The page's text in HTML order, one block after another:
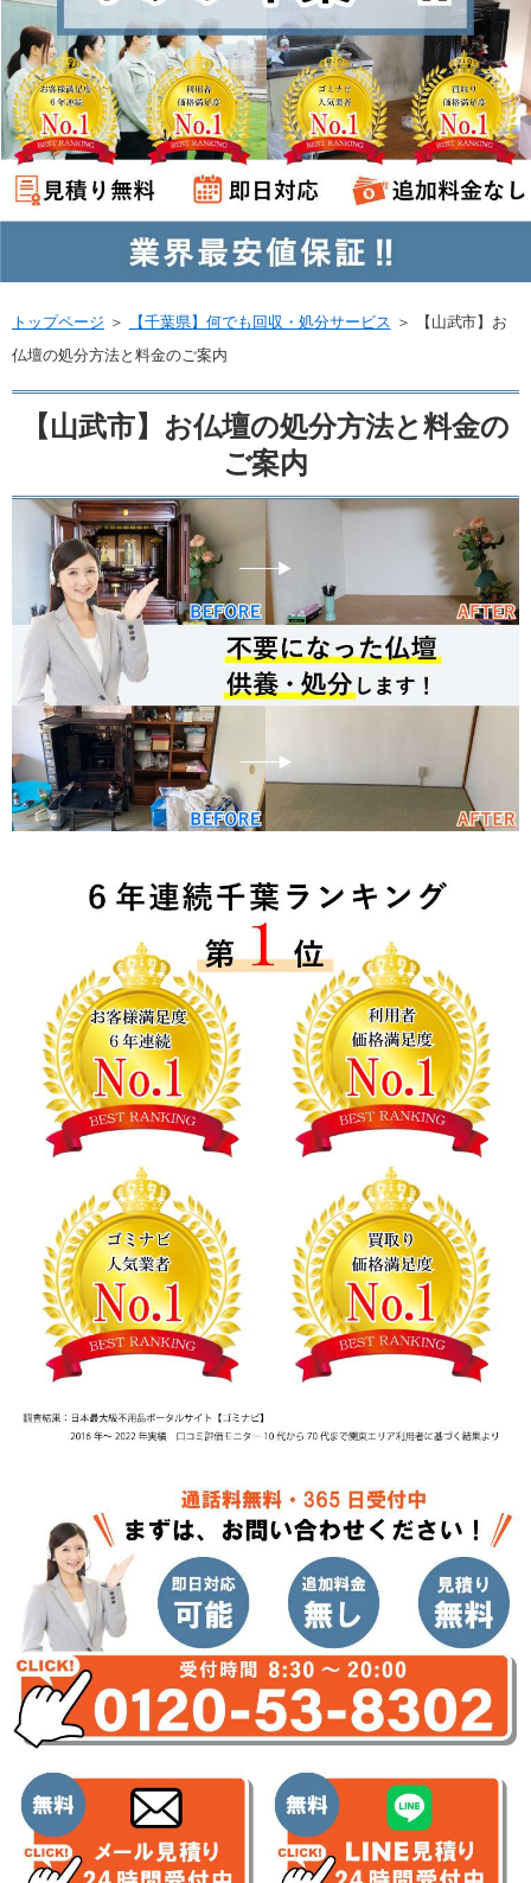
トップページ ＞ 【千葉県】何でも回収・処分サービス ＞
【山武市】お
仏壇の処分方法と料金のご案内
【山武市】お仏壇の処分方法と料金の
ご案内